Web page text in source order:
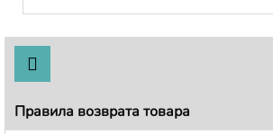
Правила возврата товара